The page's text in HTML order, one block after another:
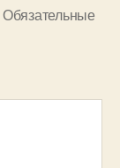
Обязательные